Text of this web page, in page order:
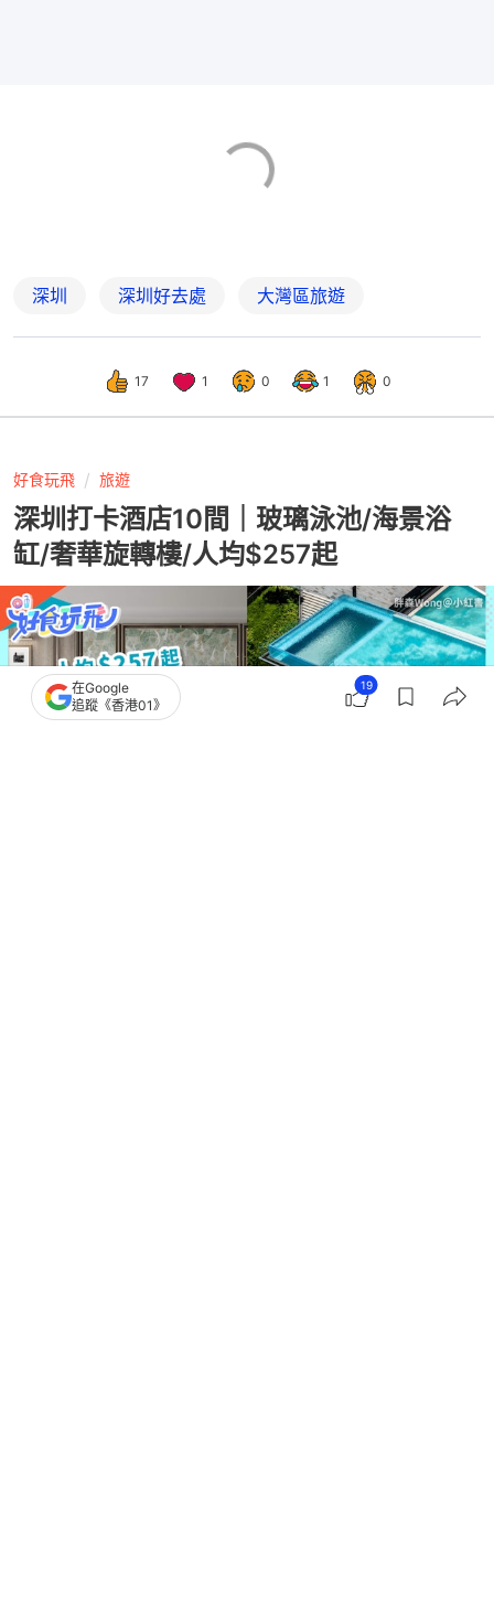
深圳 深圳好去處 大灣區旅遊
17 1 0 1 0
好食玩飛 旅遊
深圳打卡酒店10間｜玻璃泳池/海景浴
缸/奢華旋轉樓/人均$257起
在Google
追蹤《香港01》
19